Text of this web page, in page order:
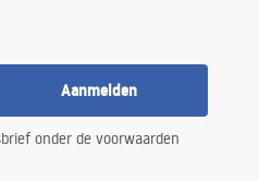
Aanmelden
onder de voorwaarden